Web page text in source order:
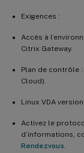
Exigences :
Accès à
Citrix Gateway.
Plan de contrôle
Cloud).
Linux VDA
Activez le
d’informations,
Rendezvous